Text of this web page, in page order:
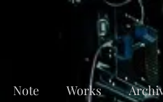
Note Works